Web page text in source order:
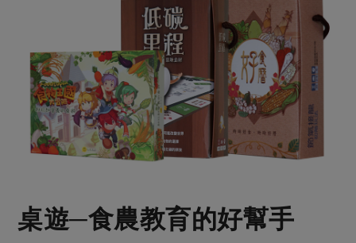
當令水果
蕈菇類
辛香料類
奶蛋豆・五穀
乳製品
肉品・水產
米食
麵食
肉食
海鮮
蛋料理
預購活動
把最好的台灣味帶回家！
防災用品預購圓滿結束
2026年端午節預購圓滿結束
當季產品
綠主張
觀點文章
主婦食堂 一籃菜真心話
樂齡生活 親子食育
關於合作社
認識合作社
合作社組織
員工與求才
重要公告
桌遊─食農教育的好幫手